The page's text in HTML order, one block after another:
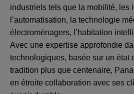
industriels tels que la mobilité, les
l’automatisation, la technologie
électroménagers, l’habitation
Avec une expertise approfondie
technologiques, basée sur un état
tradition plus que centenaire,
en étroite collaboration avec ses